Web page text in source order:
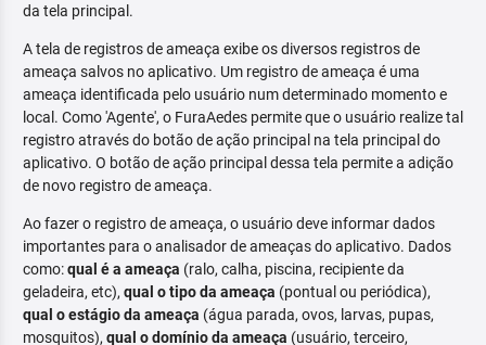
da tela principal.
A tela de registros de ameaça exibe os diversos registros de
ameaça salvos no aplicativo. Um registro de ameaça é uma
ameaça identificada pelo usuário num determinado momento e
local. Como 'Agente', o FuraAedes permite que o usuário realize tal
registro através do botão de ação principal na tela principal do
aplicativo. O botão de ação principal dessa tela permite a adição
de novo registro de ameaça.
Ao fazer o registro de ameaça, o usuário deve informar dados
importantes para o analisador de ameaças do aplicativo. Dados
como:qual é a ameaça (ralo, calha, piscina, recipiente da
geladeira, etc), qual o tipo da ameaça (pontual ou periódica),
qual o estágio da ameaça (água parada, ovos, larvas, pupas,
mosquitos), qual o domínio da ameaça (usuário, terceiro,